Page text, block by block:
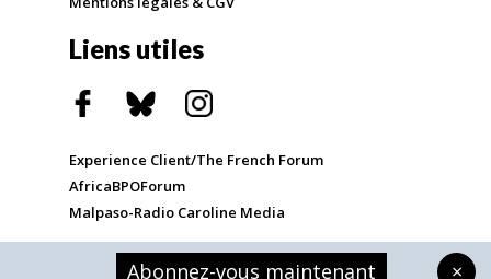
Liens utiles
Experience Client/The French Forum
AfricaBPOForum
Malpaso-Radio Caroline Media
Abonnez-vous maintenant ×